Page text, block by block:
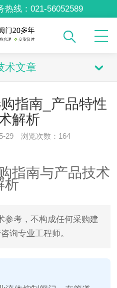
热线： 021-56052589
术文章
指南_产品特性
解析
29 浏览次数： 164
指南与产品技术
析
参考，不构成任何采购建
询专业工程师。